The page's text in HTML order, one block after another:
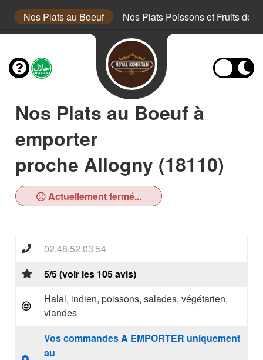
Nos Plats au Boeuf Nos Plats Poissons et Fruits de
Nos Plats au Boeuf à
emporter
proche Allogny (18110)
Actuellement fermé...
02.48.52.03.54
5/5 (voir les 105 avis)
Halal, indien, poissons, salades, végétarien,
viandes
Vos commandes A EMPORTER uniquement
au